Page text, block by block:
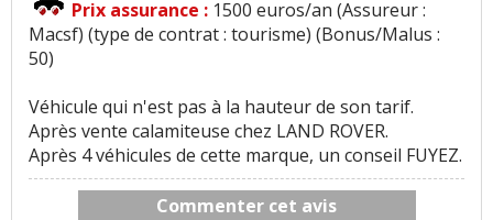
Prix assurance : 1500 euros/an (Assureur :
Macsf) (type de contrat : tourisme) (Bonus/Malus :
50)
Véhicule qui n'est pas à la hauteur de son tarif.
Après vente calamiteuse chez LAND ROVER.
Après 4 véhicules de cette marque, un conseil FUYEZ.
Commenter cet avis